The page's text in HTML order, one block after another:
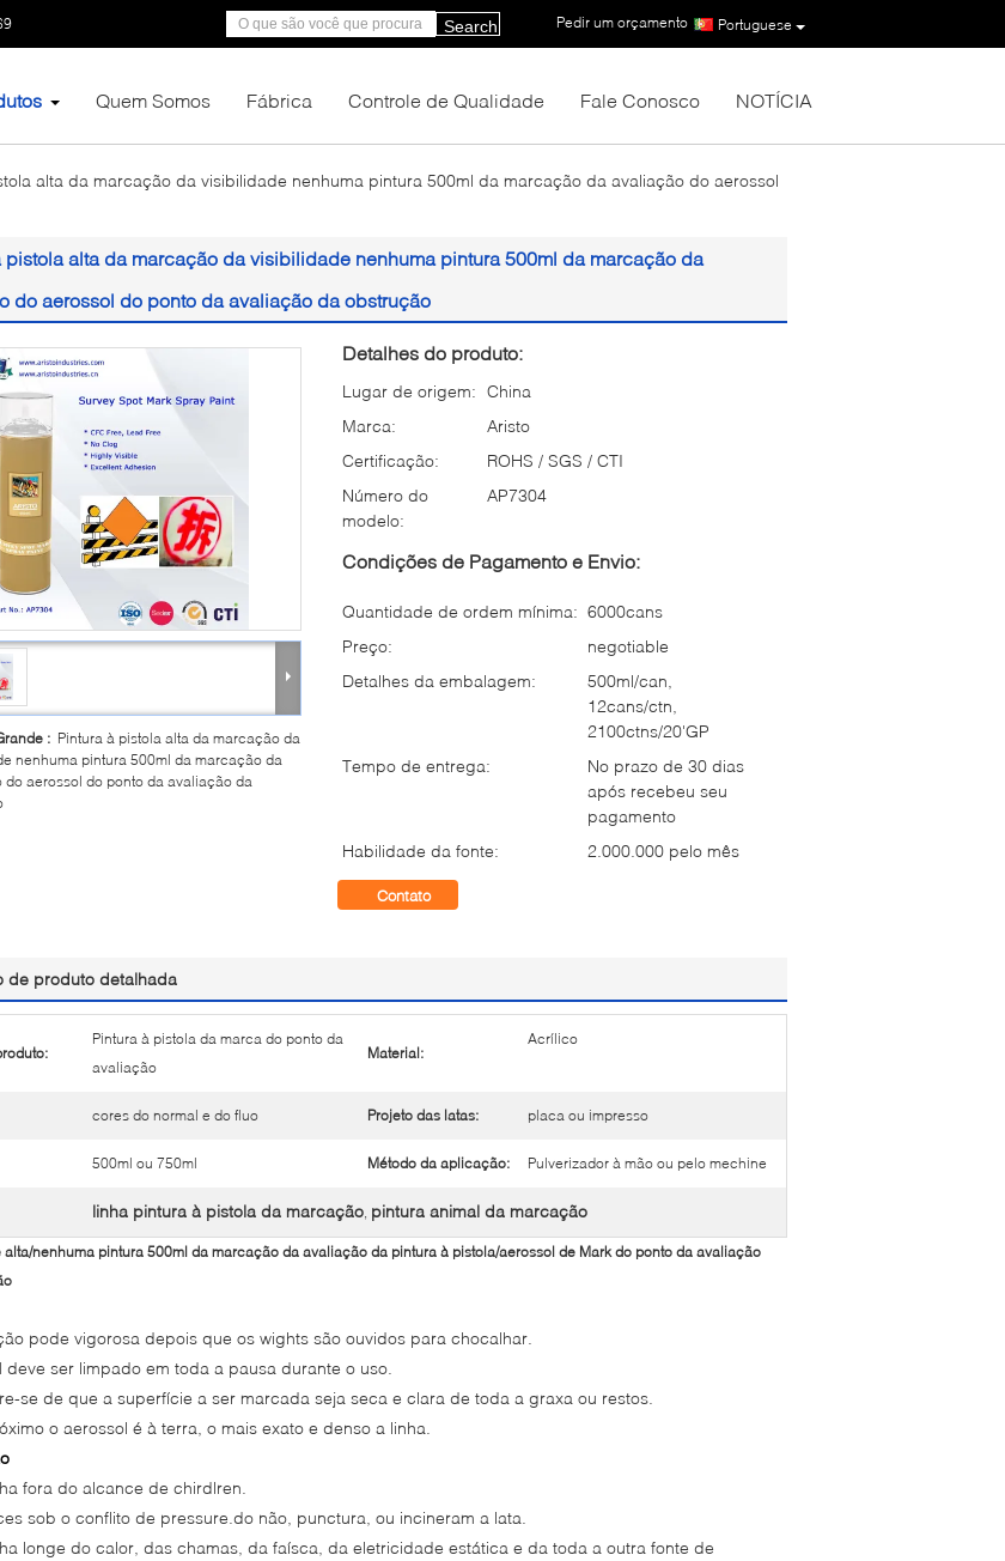
Portuguese
Pedir um orçamento |
Search
Quem Somos Fábrica Controle de Qualidade Fale Conosco NOTÍCIA
alta da marcação da visibilidade nenhuma pintura 500ml da marcação da avaliação do aerossol
pistola alta da marcação da visibilidade nenhuma pintura 500ml da marcação da
do aerossol do ponto da avaliação da obstrução
: Pintura à pistola alta da marcação da
nenhuma pintura 500ml da marcação da
do aerossol do ponto da avaliação da
Detalhes do produto:
Lugar de origem: China
Marca:
Aristo
Certificação:
ROHS / SGS / CTI
Número do
modelo:
AP7304
Condições de Pagamento e Envio:
Quantidade de ordem mínima: 6000cans
Preço:
negotiable
Detalhes da embalagem:
500ml/can,
12cans/ctn,
2100ctns/20'GP
Tempo de entrega:
No prazo de 30 dias
após recebeu seu
pagamento
Habilidade da fonte:
2.000.000 pelo mês
Contato
de produto detalhada
Pintura à pistola da marca do ponto da
avaliação
Material:
Acrílico
cores do normal e do fluo Projeto das latas: placa ou impresso
500ml ou 750ml Método da aplicação: Pulverizador à mão ou pelo mechine
linha pintura à pistola da marcação, pintura animal da marcação
alta/nenhuma pintura 500ml da marcação da avaliação da pintura à pistola/aerossol de Mark do ponto da avaliação
pode vigorosa depois que os wights são ouvidos para chocalhar.
deve ser limpado em toda a pausa durante o uso.
se de que a superfície a ser marcada seja seca e clara de toda a graxa ou restos.
o aerossol é à terra, o mais exato e denso a linha.
fora do alcance de chirdlren.
sob o conflito de pressure.do não, punctura, ou incineram a lata.
longe do calor, das chamas, da faísca, da eletricidade estática e da toda a outra fonte de